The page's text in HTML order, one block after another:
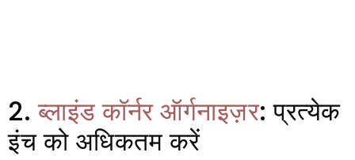
2.ब्लाइंड कॉर्नर ऑर्गनाइज़र: प्रत्येक
इंच को अधिकतम करें